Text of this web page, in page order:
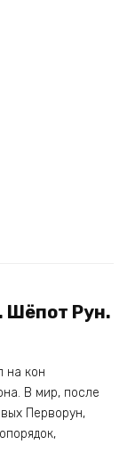
Шёпот Рун.
на кон
В мир, после
Перворун,